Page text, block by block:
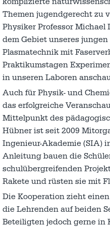
Themen jugendgerecht zu
Physiker Professor Michael
dem Gebiet unseres
Plasmatechnik mit
Praktikumstagen
in unseren Laboren
Auch für Physik- und
das erfolgreiche
Mittelpunkt des
Hübner ist seit 2009
Ingenieur-Akademie (SIA)
Anleitung bauen die
schulübergreifenden
Rakete und rüsten sie mit
Die Kooperation zieht
die Lehrenden auf beiden
Beteiligten jedoch gerne in